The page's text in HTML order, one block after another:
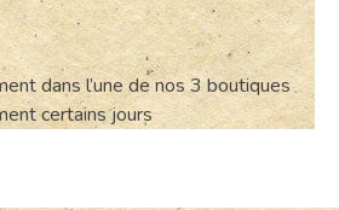
dans l’une de nos 3 boutiques
certains jours